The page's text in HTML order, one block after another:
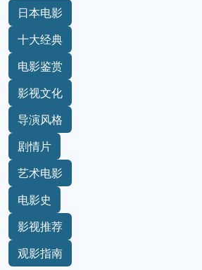
日本电影
十大经典
电影鉴赏
影视文化
导演风格
剧情片
艺术电影
电影史
影视推荐
观影指南